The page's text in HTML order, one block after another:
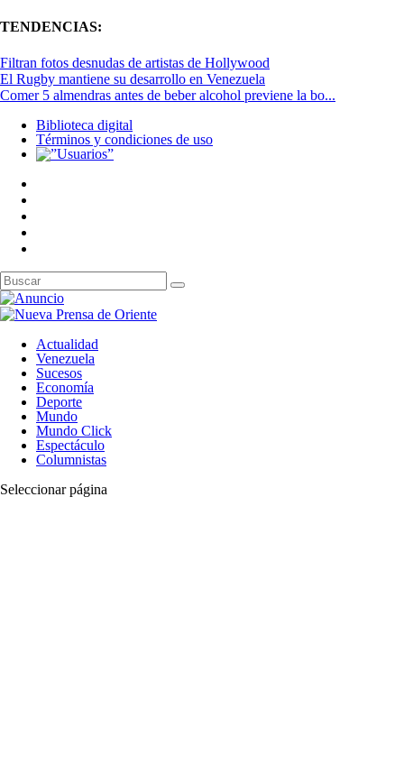
TENDENCIAS:
Filtran fotos desnudas de artistas de Hollywood
El Rugby mantiene su desarrollo en Venezuela
Comer 5 almendras antes de beber alcohol previene la bo...
Biblioteca digital
Términos y condiciones de uso
Actualidad
Venezuela
Sucesos
Economía
Deporte
Mundo
Mundo Click
Espectáculo
Columnistas
Seleccionar página